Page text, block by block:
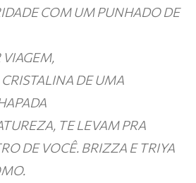
COM UM PUNHADO DE
VIAGEM,
CRISTALINA DE UMA
TE LEVAM PRA
DE VOCÊ. BRIZZA E TRIYA